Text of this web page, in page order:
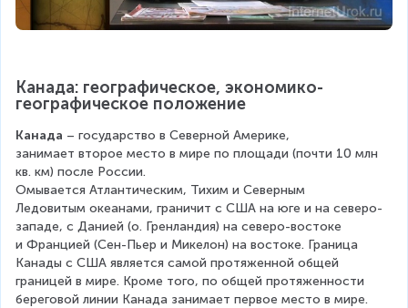
Канада: географическое, экономико-
географическое положение
Канада – государство в Северной Америке,
занимает второе место в мире по площади (почти 10 млн
кв. км) после России.
Омывается Атлантическим, Тихим и Северным
Ледовитым океанами, граничит с США на юге и на северо-
западе, с Данией (о. Гренландия) на северо-востоке
и Францией (Сен-Пьер и Микелон) на востоке. Граница
Канады с США является самой протяженной общей
границей в мире. Кроме того, по общей протяженности
береговой линии Канада занимает первое место в мире.